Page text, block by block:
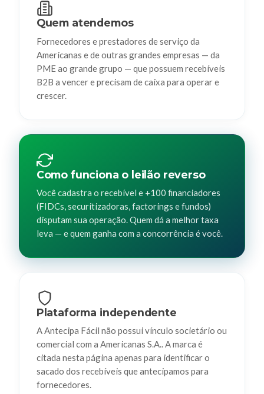
Quem atendemos
Fornecedores e prestadores de serviço da
Americanas e de outras grandes empresas — da
PME ao grande grupo — que possuem recebíveis
B2B a vencer e precisam de caixa para operar e
crescer.
Como funciona o leilão reverso
Você cadastra o recebível e +100 financiadores
(FIDCs, securitizadoras, factorings e fundos)
disputam sua operação. Quem dá a melhor taxa
leva — e quem ganha com a concorrência é você.
Plataforma independente
A Antecipa Fácil não possui vínculo societário ou
comercial com a Americanas S.A.. A marca é
citada nesta página apenas para identificar o
sacado dos recebíveis que antecipamos para
fornecedores.